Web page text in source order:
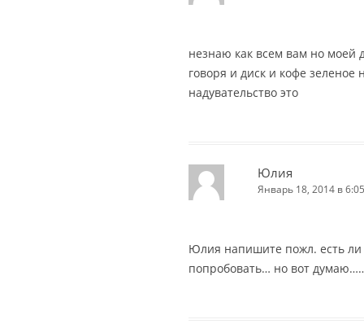
незнаю как всем вам но моей
говоря и диск и кофе зеленое
надувательство это
Юлия
Январь 18, 2014 в
Юлия напишите пожл. есть ли
попробовать… но вот